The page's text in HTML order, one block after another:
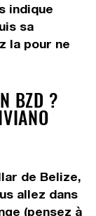
indique
sa
la pour ne
BZD ?
de Belize,
allez dans
(pensez à